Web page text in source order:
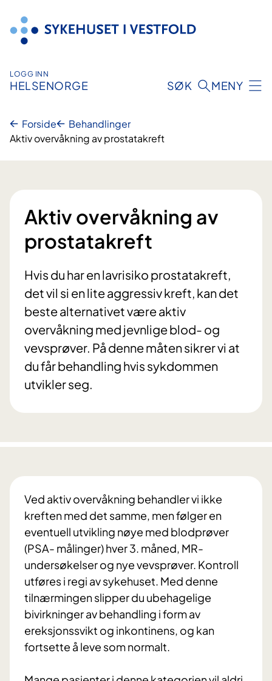
innhold
LOGG INN
HELSENORGE SØK MENY
Forside
Behandlinger
Aktiv overvåkning av prostatakreft
Aktiv overvåkning av
prostatakreft
Hvis du har en lavrisiko prostatakreft,
det vil si en lite aggressiv kreft, kan det
beste alternativet være aktiv
overvåkning med jevnlige blod- og
vevsprøver. På denne måten sikrer vi at
du får behandling hvis sykdommen
utvikler seg.
Ved aktiv overvåkning behandler vi ikke
kreften med det samme, men følger en
eventuell utvikling nøye med blodprøver
(PSA- målinger) hver 3. måned, MR-
undersøkelser og nye vevsprøver. Kontroll
utføres i regi av sykehuset. Med denne
tilnærmingen slipper du ubehagelige
bivirkninger av behandling i form av
ereksjonssvikt og inkontinens, og kan
fortsette å leve som normalt.